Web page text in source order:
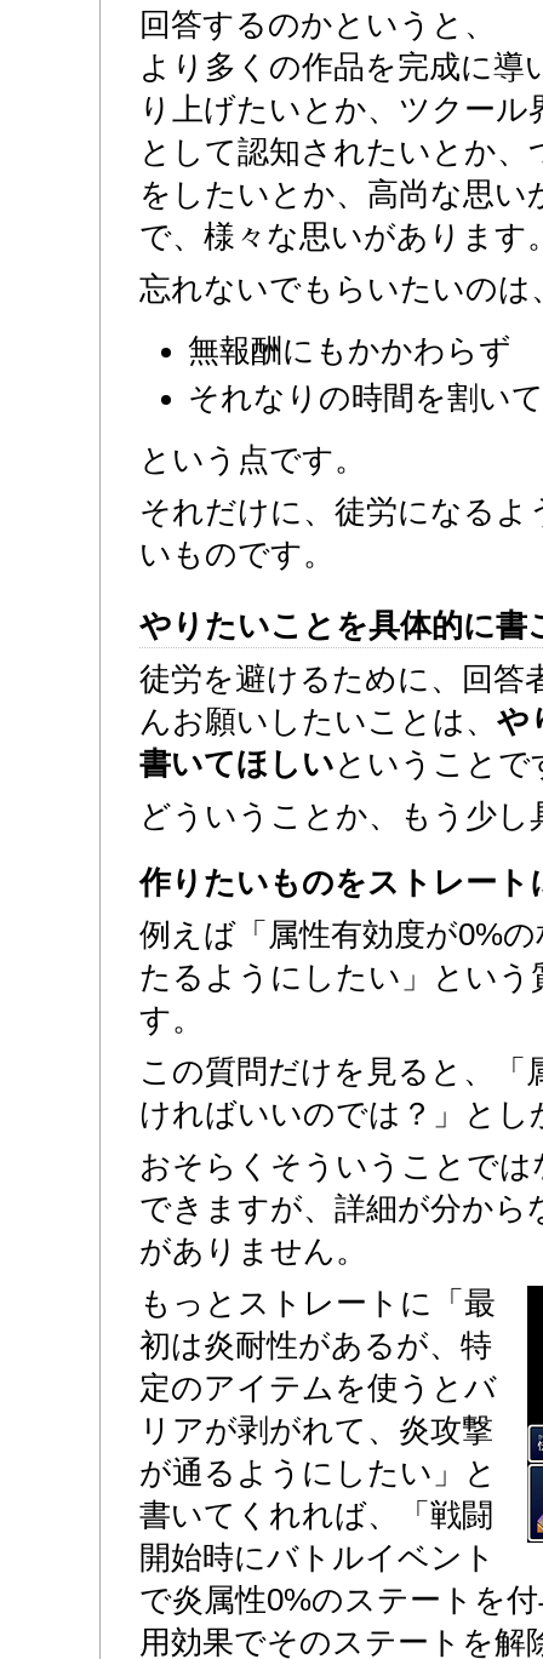
回答するのかというと、
より多くの作品を完成に導
り上げたいとか、ツクール
として認知されたいとか、
をしたいとか、高尚な思い
で、様々な思いがあります
忘れないでもらいたいのは
無報酬にもかかわらず
それなりの時間を割い
という点です。
それだけに、徒労になる
いものです。
やりたいことを具体的に書
徒労を避けるために、回答
んお願いしたいことは、 や
書いてほしいということで
どういうことか、もう少し
作りたいものをストレート
例えば「属性有効度が0%
たるようにしたい」とい
す。
この質問だけを見ると、「
ければいいのでは？」とし
おそらくそういうことで
できますが、詳細が分から
がありません。
もっとストレートに「最
初は炎耐性があるが、特
定のアイテムを使うとバ
リアが剥がれて、炎攻撃
が通るようにしたい」と
書いてくれれば、「戦闘
開始時にバトルイベント
で炎属性0%のステートを
用効果でそのステートを解